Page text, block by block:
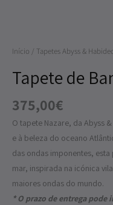
Início / Tapetes Abyss &
Tapete de
375,00€
O tapete Nazare, da Abyss
e à beleza do oceano
das ondas imponentes,
mar, inspirada na icónica
maiores ondas do mundo.
* O prazo de entrega pode